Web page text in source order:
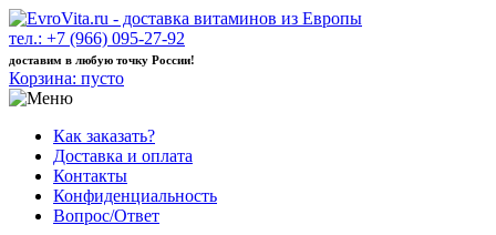
тел.: +7 (966) 095-27-92
доставим в любую точку России!
Корзина: пусто
Как заказать?
Доставка и оплата
Контакты
Конфиденциальность
Вопрос/Ответ